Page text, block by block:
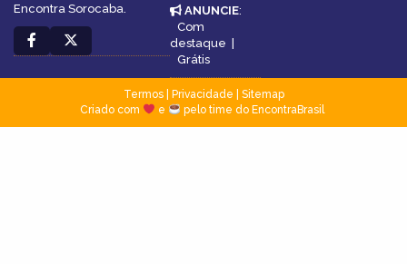
Encontra Sorocaba.
ANUNCIE:
Com
destaque |
Grátis
Termos| Privacidade
Sitemap
Criado com
e pelo time do EncontraBrasil